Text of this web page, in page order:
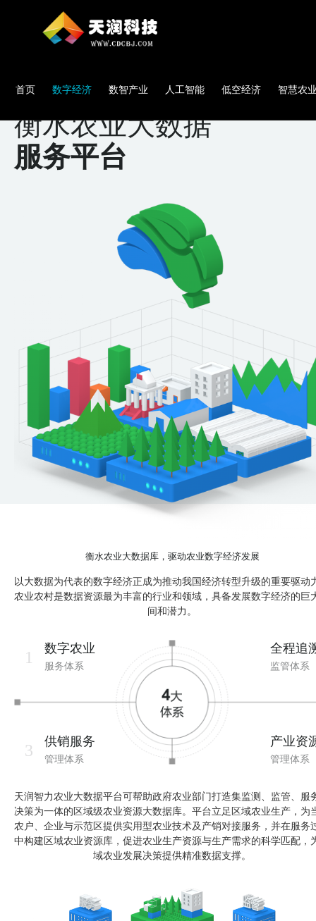
首页 数字经济 数智产业 人工智能 低空经济 智慧农
衡水农业大数据
服务平台
衡水农业大数据库，驱动农业数字经济发展
以大数据为代表的数字经济正成为推动我国经济转型升级的重要驱动
农业农村是数据资源最为丰富的行业和领域，具备发展数字经济的巨
间和潜力。
1 数字农业
服务体系
全程追
监管体系
3 供销服务
管理体系
产业资
管理体系
天润智力农业大数据平台可帮助政府农业部门打造集监测、监管、服
决策为一体的区域级农业资源大数据库。平台立足区域农业生产，为
农户、企业与示范区提供实用型农业技术及产销对接服务，并在服务
中构建区域农业资源库，促进农业生产资源与生产需求的科学匹配，
域农业发展决策提供精准数据支撑。